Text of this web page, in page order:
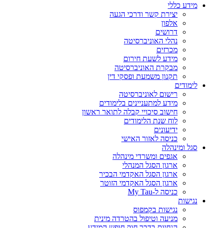
מידע כללי
יצירת קשר ודרכי הגעה
אלפון
דרושים
נהלי האוניברסיטה
מכרזים
מידע לשעת חירום
מבקרת האוניברסיטה
תקנון משמעת ופסקי דין
לימודים
רישום לאוניברסיטה
מידע למתעניינים בלימודים
חישוב סיכויי קבלה לתואר ראשון
לוח שנת הלימודים
ידיעונים
כניסה לאזור האישי
סגל ומינהלה
אגפים ומשרדי מינהלה
ארגון הסגל המנהלי
ארגון הסגל האקדמי הבכיר
ארגון הסגל האקדמי הזוטר
כניסה ל-My Tau
נגישות
נגישות בקמפוס
מניעה וטיפול בהטרדה מינית